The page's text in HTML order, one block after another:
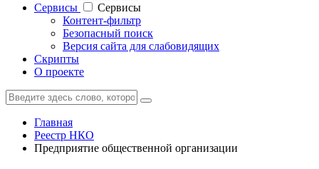
Cервисы
Cервисы
Контент-фильтр
Безопасный поиск
Версия сайта для слабовидящих
Скрипты
О проекте
Главная
Реестр НКО
Предприятие общественной организации